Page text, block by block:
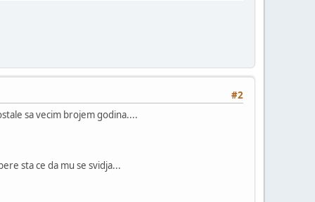
#2
sa vecim brojem godina....
sta ce da mu se svidja...